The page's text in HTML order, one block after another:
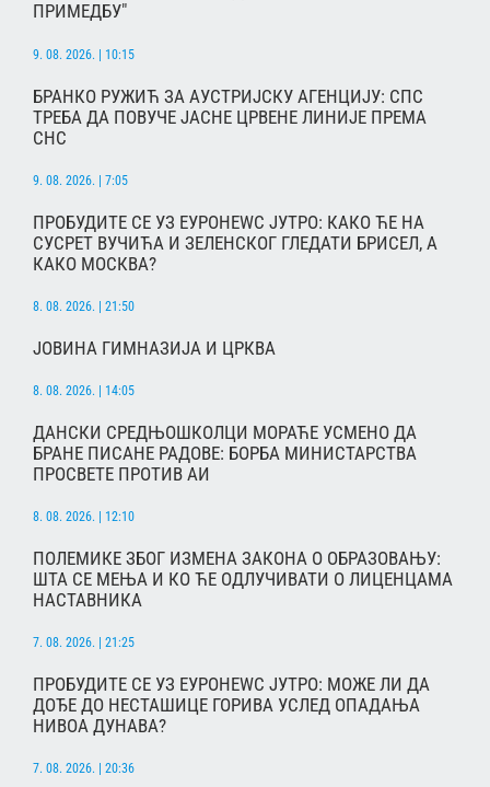
ПРИМЕДБУ"
9. 08. 2026. | 10:15
БРАНКО РУЖИЋ ЗА АУСТРИЈСКУ АГЕНЦИЈУ: СПС
ТРЕБА ДА ПОВУЧЕ ЈАСНЕ ЦРВЕНЕ ЛИНИЈЕ ПРЕМА
СНС
9. 08. 2026. | 7:05
ПРОБУДИТЕ СЕ УЗ ЕУРОНЕWС ЈУТРО: КАКО ЋЕ НА
СУСРЕТ ВУЧИЋА И ЗЕЛЕНСКОГ ГЛЕДАТИ БРИСЕЛ, А
КАКО МОСКВА?
8. 08. 2026. | 21:50
ЈОВИНА ГИМНАЗИЈА И ЦРКВА
8. 08. 2026. | 14:05
ДАНСКИ СРЕДЊОШКОЛЦИ МОРАЋЕ УСМЕНО ДА
БРАНЕ ПИСАНЕ РАДОВЕ: БОРБА МИНИСТАРСТВА
ПРОСВЕТЕ ПРОТИВ АИ
8. 08. 2026. | 12:10
ПОЛЕМИКЕ ЗБОГ ИЗМЕНА ЗАКОНА О ОБРАЗОВАЊУ:
ШТА СЕ МЕЊА И КО ЋЕ ОДЛУЧИВАТИ О ЛИЦЕНЦАМА
НАСТАВНИКА
7. 08. 2026. | 21:25
ПРОБУДИТЕ СЕ УЗ ЕУРОНЕWС ЈУТРО: МОЖЕ ЛИ ДА
ДОЂЕ ДО НЕСТАШИЦЕ ГОРИВА УСЛЕД ОПАДАЊА
НИВОА ДУНАВА?
7. 08. 2026. | 20:36